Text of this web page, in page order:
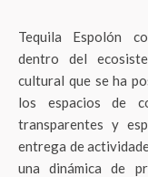
Tequila Espolón
dentro del
cultural que se ha
los espacios de
transparentes y
entrega de
una dinámica de